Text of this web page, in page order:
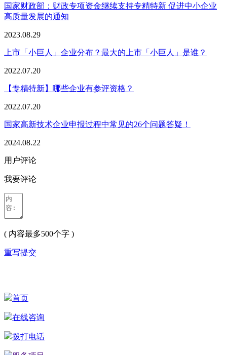
国家财政部：财政专项资金继续支持专精特新 促进中小企业
高质量发展的通知
2023.08.29
上市「小巨人」企业分布？最大的上市「小巨人」是谁？
2022.07.20
【专精特新】哪些企业有参评资格？
2022.07.20
国家高新技术企业申报过程中常见的26个问题答疑！
2024.08.22
用户评论
我要评论
( 内容最多500个字 )
重写提交
首页
在线咨询
拨打电话